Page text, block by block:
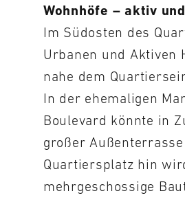
Wohnhöfe – aktiv
Im Südosten des
Urbanen und Aktiven
nahe dem
In der ehemaligen
Boulevard könnte in
großer
Quartiersplatz hin
mehrgeschossige